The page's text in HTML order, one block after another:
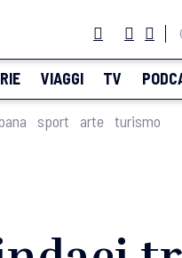
VIAGGI TV
sport arte turismo